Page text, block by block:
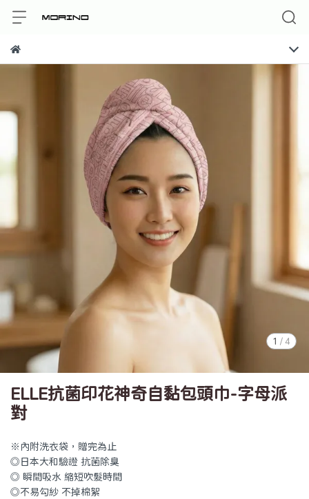
1 /4
ELLE抗菌印花神奇自黏包頭巾-字母派
對
※內附洗衣袋，贈完為止
◎日本大和驗證 抗菌除臭
◎ 瞬間吸水 縮短吹髮時間
◎不易勾紗 不掉棉絮